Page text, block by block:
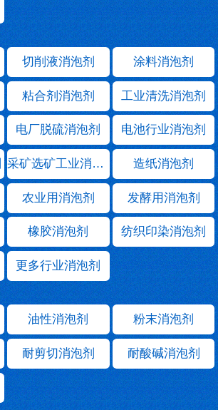
切削液消泡剂 涂料消泡剂
粘合剂消泡剂 工业清洗消泡剂
电厂脱硫消泡剂 电池行业消泡剂
采矿选矿工业消泡剂 造纸消泡剂
农业用消泡剂 发酵用消泡剂
橡胶消泡剂 纺织印染消泡剂
更多行业消泡剂
油性消泡剂 粉末消泡剂
耐剪切消泡剂 耐酸碱消泡剂